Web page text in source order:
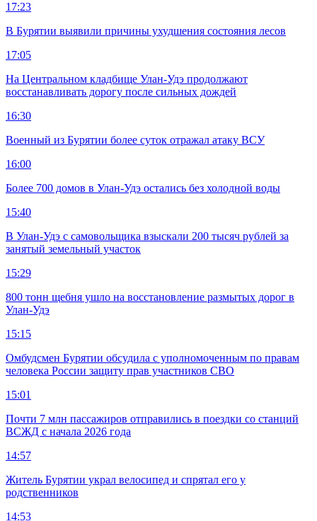
17:23
В Бурятии выявили причины ухудшения состояния лесов
17:05
На Центральном кладбище Улан-Удэ продолжают
восстанавливать дорогу после сильных дождей
16:30
Военный из Бурятии более суток отражал атаку ВСУ
16:00
Более 700 домов в Улан-Удэ остались без холодной воды
15:40
В Улан-Удэ с самовольщика взыскали 200 тысяч рублей за
занятый земельный участок
15:29
800 тонн щебня ушло на восстановление размытых дорог в
Улан-Удэ
15:15
Омбудсмен Бурятии обсудила с уполномоченным по правам
человека России защиту прав участников СВО
15:01
Почти 7 млн пассажиров отправились в поездки со станций
ВСЖД с начала 2026 года
14:57
Житель Бурятии украл велосипед и спрятал его у
родственников
14:53